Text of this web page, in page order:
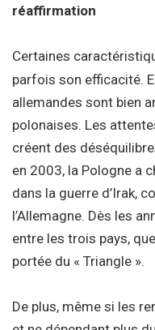
réaffirmation
Certaines
parfois son efficacité.
allemandes sont bien
polonaises. Les
créent des
en 2003, la Pologne a
dans la guerre d’Irak,
l’Allemagne. Dès les
entre les trois pays,
portée du « Triangle ».
De plus, même si les